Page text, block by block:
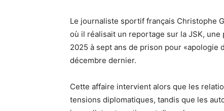
Le journaliste sportif français Christophe
où il réalisait un reportage sur la JSK,
2025 à sept ans de prison pour
décembre dernier.
Cette affaire intervient alors que les
tensions diplomatiques, tandis que les